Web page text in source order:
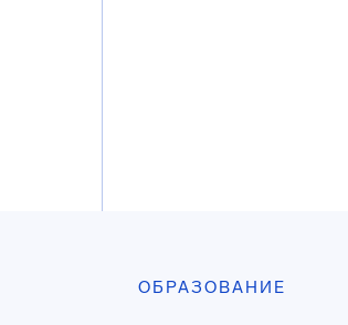
ОБРАЗОВАНИЕ